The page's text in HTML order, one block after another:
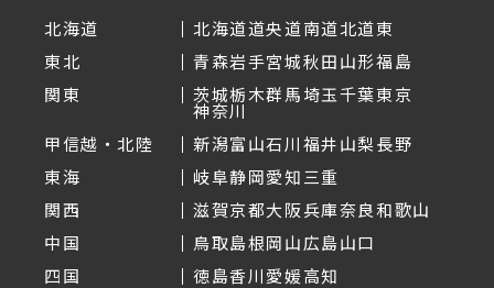
北海道 北海道道央道南道北道東
東北
青森岩手宮城秋田山形福島
関東
茨城栃木群馬埼玉千葉東京
神奈川
甲信越・北陸
新潟富山石川福井山梨長野
東海
岐阜静岡愛知三重
関西
滋賀京都大阪兵庫奈良和歌山
中国
鳥取島根岡山広島山口
四国
徳島香川愛媛高知